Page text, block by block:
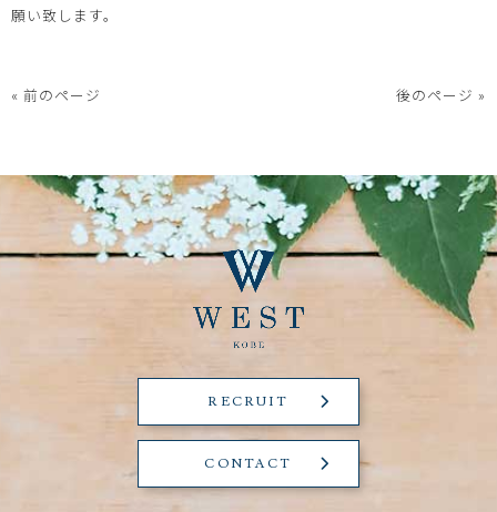
願い致します。
« 前のページ 後のページ »
RECRUIT
CONTACT